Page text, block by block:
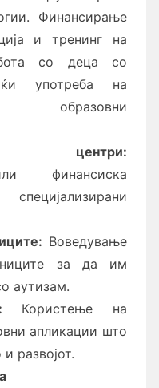
Финансирање
и тренинг на
со деца со
употреба на
образовни
центри:
финансиска
Воведување
за да им
аутизам.
Користење на
апликации што
развојот.